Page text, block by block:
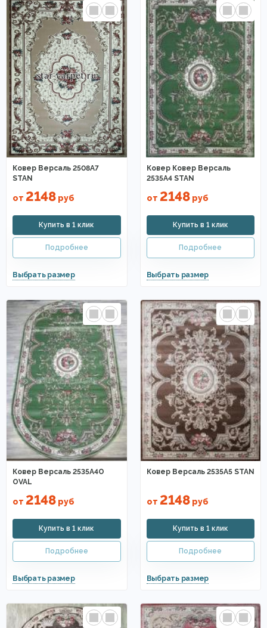
Ковер Версаль 2508A7
STAN
от 2148 руб
Ковер Ковер Версаль
2535A4 STAN
от 2148руб
Ковер Версаль 2535A4O
OVAL
от 2148 руб
Ковер Версаль 2535A5 STAN
от 2148руб